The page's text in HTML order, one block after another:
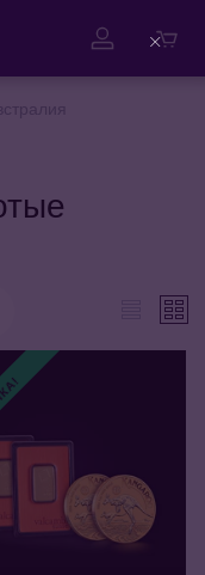
Close